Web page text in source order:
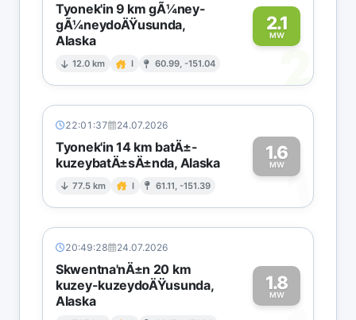
Tyonek'in 9 km gÃ¼ney-
gÃ¼neydoÄŸusunda,
Alaska
12.0 km I 60.99, -151.04
2.1
MW
2
22:01:37 24.07.2026
Tyonek'in 14 km batÄ±-
kuzeybatÄ±sÄ±nda, Alaska
77.5 km I 61.11, -151.39
1.6
MW1
20:49:28 24.07.2026
Skwentna'nÄ±n 20 km
kuzey-kuzeydoÄŸusunda,
Alaska
1.8
MW